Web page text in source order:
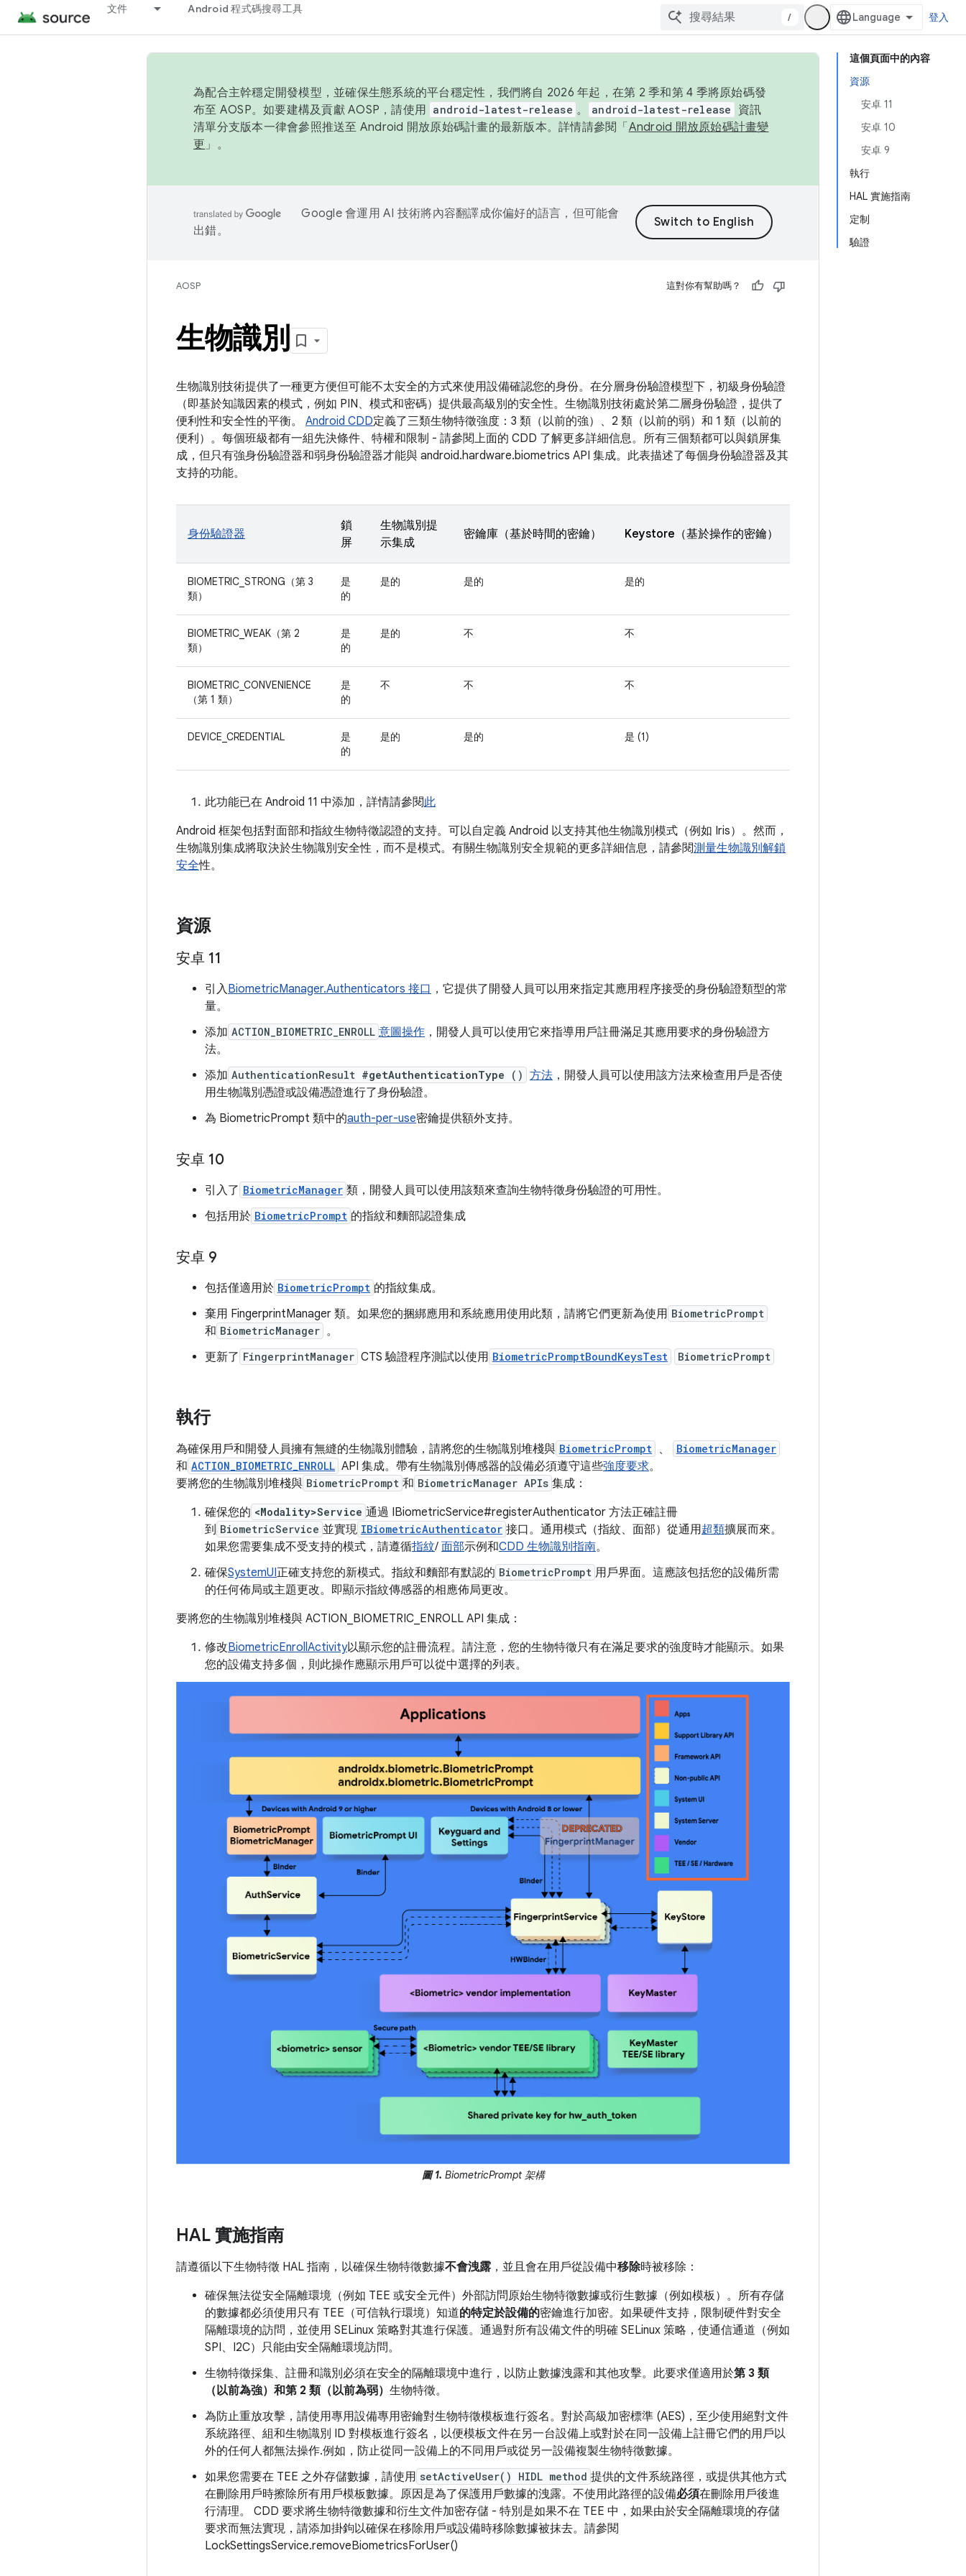
文件 Android 程式碼搜尋工具
/ 登入
這個頁面中的內容
資源
安卓 11
安卓 10
安卓 9
執行
HAL 實施指南
定制
驗證
為配合主幹穩定開發模型，並確保生態系統的平台穩定性，我們將自 2026 年起，在第 2 季和第 4 季將原始碼發
布至 AOSP。如要建構及貢獻 AOSP，請使用 android-latest-release 。 android-latest-release
資訊
清單分支版本一律會參照推送至 Android 開放原始碼計畫的最新版本。詳情請參閱「 Android 開放原始碼計畫變
更 」。
Google 會運用 AI 技術將內容翻譯成你偏好的語言，但可能會
出錯。
AOSP 這對你有幫助嗎？
生物識別
生物識別技術提供了一種更方便但可能不太安全的方式來使用設備確認您的身份。在分層身份驗證模型下，初級身份驗證
（即基於知識因素的模式，例如 PIN、模式和密碼）提供最高級別的安全性。生物識別技術處於第二層身份驗證，提供了
便利性和安全性的平衡。 Android CDD定義了三類生物特徵強度：3 類（以前的強）、2 類（以前的弱）和 1 類（以前的
便利）。每個班級都有一組先決條件、特權和限制 - 請參閱上面的 CDD 了解更多詳細信息。所有三個類都可以與鎖屏集
成，但只有強身份驗證器和弱身份驗證器才能與 android.hardware.biometrics API 集成。此表描述了每個身份驗證器及其
支持的功能。
身份驗證器
鎖
屏
生物識別提
示集成
密鑰庫（基於時間的密鑰） Keystore（基於操作的密鑰）
BIOMETRIC_STRONG（第 3
類）
是
的
是的 是的 是的
BIOMETRIC_WEAK（第 2
類）
是
的
是的 不 不
BIOMETRIC_CONVENIENCE
（第 1 類）
是
的
不 不 不
DEVICE_CREDENTIAL
是
的
是的 是的 是 (1)
此功能已在 Android 11 中添加，詳情請參閱此
Android 框架包括對面部和指紋生物特徵認證的支持。可以自定義 Android 以支持其他生物識別模式（例如 Iris）。然而，
生物識別集成將取決於生物識別安全性，而不是模式。有關生物識別安全規範的更多詳細信息，請參閱測量生物識別解鎖
安全性。
資源
安卓 11
引入BiometricManager.Authenticators 接口 ，它提供了開發人員可以用來指定其應用程序接受的身份驗證類型的常
量。
添加 ACTION_BIOMETRIC_ENROLL 意圖操作 ，開發人員可以使用它來指導用戶註冊滿足其應用要求的身份驗證方
法。
添加 AuthenticationResult #getAuthenticationType () 方法 ，開發人員可以使用該方法來檢查用戶是否使
用生物識別憑證或設備憑證進行了身份驗證。
為 BiometricPrompt 類中的auth-per-use密鑰提供額外支持。
安卓 10
引入了 BiometricManager 類，開發人員可以使用該類來查詢生物特徵身份驗證的可用性。
包括用於 BiometricPrompt 的指紋和麵部認證集成
安卓 9
包括僅適用於 BiometricPrompt 的指紋集成。
棄用 FingerprintManager 類。如果您的捆綁應用和系統應用使用此類，請將它們更新為使用 BiometricPrompt
和 BiometricManager 。
更新了 FingerprintManager CTS 驗證程序測試以使用 BiometricPromptBoundKeysTest BiometricPrompt
執行
為確保用戶和開發人員擁有無縫的生物識別體驗，請將您的生物識別堆棧與 BiometricPrompt 、 BiometricManager
和 ACTION_BIOMETRIC_ENROLL API 集成。帶有生物識別傳感器的設備必須遵守這些強度要求。
要將您的生物識別堆棧與 BiometricPrompt 和 BiometricManager APIs 集成：
確保您的 <Modality>Service 通過 IBiometricService#registerAuthenticator 方法正確註冊
到 BiometricService 並實現 IBiometricAuthenticator 接口。通用模式（指紋、面部）從通用超類擴展而來。
如果您需要集成不受支持的模式，請遵循指紋/ 面部示例和CDD 生物識別指南。
確保SystemUI正確支持您的新模式。指紋和麵部有默認的 BiometricPrompt 用戶界面。這應該包括您的設備所需
的任何佈局或主題更改。即顯示指紋傳感器的相應佈局更改。
要將您的生物識別堆棧與 ACTION_BIOMETRIC_ENROLL API 集成：
修改BiometricEnrollActivity以顯示您的註冊流程。請注意，您的生物特徵只有在滿足要求的強度時才能顯示。如果
您的設備支持多個，則此操作應顯示用戶可以從中選擇的列表。
圖 1. BiometricPrompt 架構
HAL 實施指南
請遵循以下生物特徵 HAL 指南，以確保生物特徵數據不會洩露 ，並且會在用戶從設備中移除時被移除：
確保無法從安全隔離環境（例如 TEE 或安全元件）外部訪問原始生物特徵數據或衍生數據（例如模板）。所有存儲
的數據都必須使用只有 TEE（可信執行環境）知道的特定於設備的密鑰進行加密。如果硬件支持，限制硬件對安全
隔離環境的訪問，並使用 SELinux 策略對其進行保護。通過對所有設備文件的明確 SELinux 策略，使通信通道（例如
SPI、I2C）只能由安全隔離環境訪問。
生物特徵採集、註冊和識別必須在安全的隔離環境中進行，以防止數據洩露和其他攻擊。此要求僅適用於第 3 類
（以前為強）和第 2 類（以前為弱） 生物特徵。
為防止重放攻擊，請使用專用設備專用密鑰對生物特徵模板進行簽名。對於高級加密標準 (AES)，至少使用絕對文件
系統路徑、組和生物識別 ID 對模板進行簽名，以便模板文件在另一台設備上或對於在同一設備上註冊它們的用戶以
外的任何人都無法操作.例如，防止從同一設備上的不同用戶或從另一設備複製生物特徵數據。
如果您需要在 TEE 之外存儲數據，請使用 setActiveUser() HIDL method 提供的文件系統路徑，或提供其他方式
在刪除用戶時擦除所有用戶模板數據。原因是為了保護用戶數據的洩露。不使用此路徑的設備必須在刪除用戶後進
行清理。 CDD 要求將生物特徵數據和衍生文件加密存儲 - 特別是如果不在 TEE 中，如果由於安全隔離環境的存儲
要求而無法實現，請添加掛鉤以確保在移除用戶或設備時移除數據被抹去。請參閱
LockSettingsService.removeBiometricsForUser()